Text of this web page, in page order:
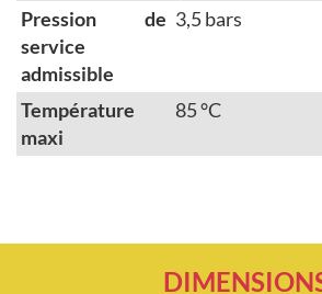
Pression de
service
admissible
3,5 bars
Température
maxi
85 °C